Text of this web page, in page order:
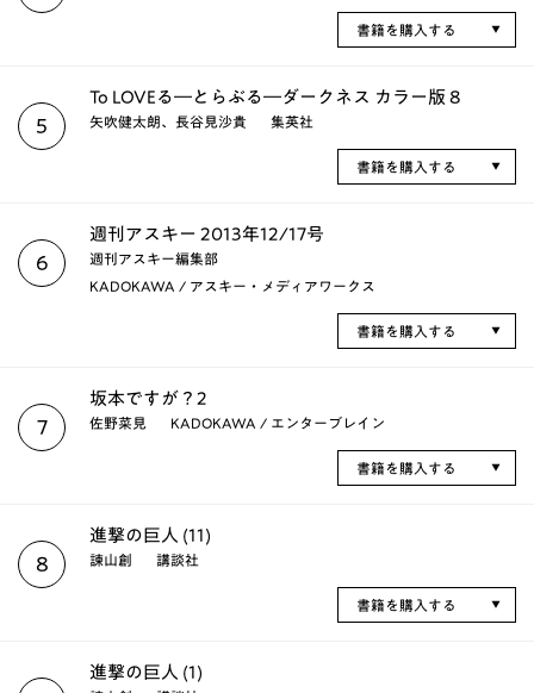
書籍を購入する
5
To LOVEる―とらぶる―ダークネス カラー版 8
矢吹健太朗、長谷見沙貴 集英社
書籍を購入する
6
週刊アスキー 2013年12/17号
週刊アスキー編集部
KADOKAWA / アスキー・メディアワークス
書籍を購入する
7
坂本ですが？2
佐野菜見 KADOKAWA / エンターブレイン
書籍を購入する
8
進撃の巨人 (11)
諫山創 講談社
書籍を購入する
進撃の巨人 (1)